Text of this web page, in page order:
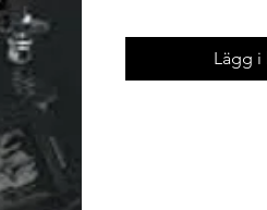
Mått (mm) HxBxL:
Vikt: 1,49 kgLägg i